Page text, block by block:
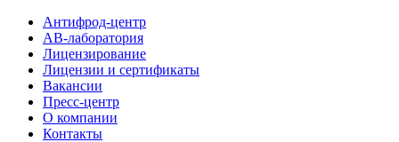
Антифрод-центр
АВ-лаборатория
Лицензирование
Лицензии и сертификаты
Вакансии
Пресс-центр
О компании
Контакты